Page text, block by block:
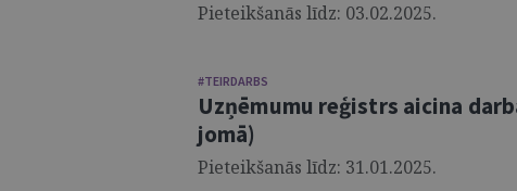
Pieteikšanās līdz: 03.02.2025.
#TEIRDARBS
Uzņēmumu reģistrs aicina
jomā)
Pieteikšanās līdz: 31.01.2025.